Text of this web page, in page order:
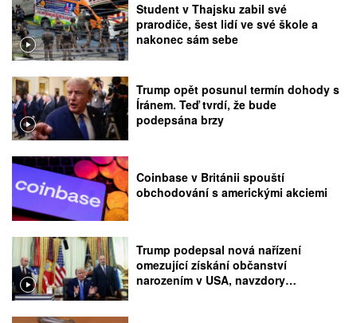
Student v Thajsku zabil své
prarodiče, šest lidí ve své škole a
nakonec sám sebe
Trump opět posunul termín dohody s
Íránem. Teď tvrdí, že bude
podepsána brzy
Coinbase v Británii spouští
obchodování s americkými akciemi
Trump podepsal nová nařízení
omezující získání občanství
narozením v USA, navzdory